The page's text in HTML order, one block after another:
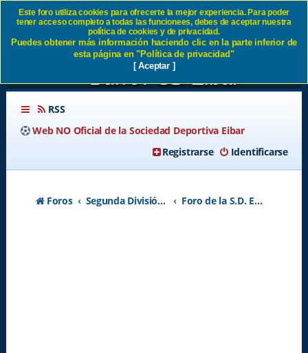
¿Qué opinas de que la
mascota del Eibar sea un
Burro? SD Eibar
RSS
Web NO Oficial de la Sociedad Deportiva Eibar
Identificarse
Registrarse
Foros Segunda División A - Temporada 2026-2027 Foro de la S.D. Eibar
Este foro utiliza cookies para ofrecerte la mejor experiencia. Para poder
tener acceso completo a todas las funcionees, debes de aceptar nuestra
política de cookies y de privacidad.
Puedes obtener más información haciendo clic en la parte inferior de
esta página en "Política de privacidad"
[ Aceptar ]